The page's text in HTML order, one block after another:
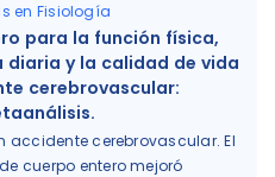
en Fisiología
para la función física,
y la calidad de vida
cerebrovascular:
accidente cerebrovascular. El
cuerpo entero mejoró